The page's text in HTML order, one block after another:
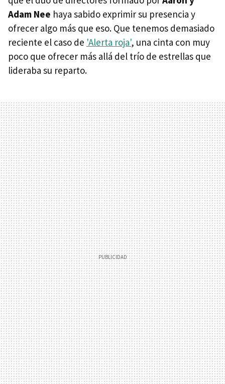
Adam Nee haya sabido exprimir su presencia y
ofrecer algo más que eso. Que tenemos demasiado
reciente el caso de 'Alerta roja', una cinta con muy
poco que ofrecer más allá del trío de estrellas que
lideraba su reparto.